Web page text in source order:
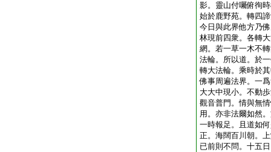
影。靈山付囑俯徇
始於鹿野苑。轉四
今日與此界他方乃
林現前四衆。各轉
網。若一草一木不
法輪。所以道。於
轉大法輪。乘時於
佛事周遍法界。一
大大中現小。不動
觀音普門。情與無
用。亦非法爾如然
一時報足。且道如
正。海闊百川朝。
已前則不問。十五